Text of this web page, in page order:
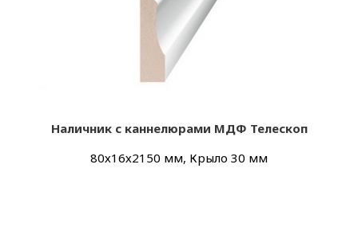
Наличник с каннелюрами МДФ Телескоп
80х16х2150 мм, Крыло 30 мм